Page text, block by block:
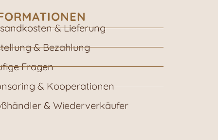
& Lieferung
& Bezahlung
Fragen
& Kooperationen
& Wiederverkäufer